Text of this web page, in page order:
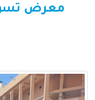
معرض